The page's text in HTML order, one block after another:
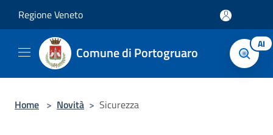
Regione Veneto
Comune di Portogruaro AI
Home > Novità > Sicurezza